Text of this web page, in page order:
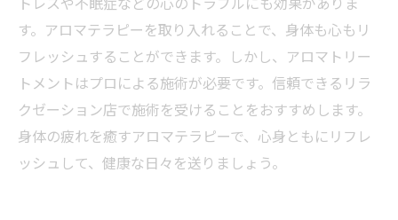
す。アロマテラピーを取り入れることで、身体も心もリ
フレッシュすることができます。しかし、アロマトリー
トメントはプロによる施術が必要です。信頼できるリラ
クゼーション店で施術を受けることをおすすめします。
身体の疲れを癒すアロマテラピーで、心身ともにリフレ
ッシュして、健康な日々を送りましょう。